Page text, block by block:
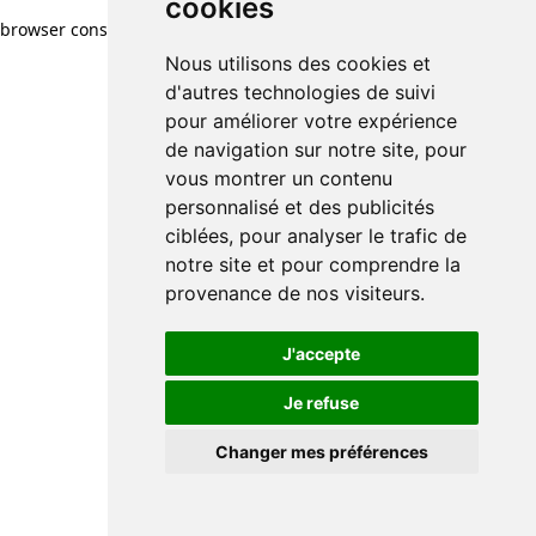
cookies
Nous utilisons des cookies et
d'autres technologies de suivi
pour améliorer votre expérience
de navigation sur notre site, pour
vous montrer un contenu
personnalisé et des publicités
ciblées, pour analyser le trafic de
notre site et pour comprendre la
provenance de nos visiteurs.
J'accepte
Je refuse
Changer mes préférences
browser console for more information)